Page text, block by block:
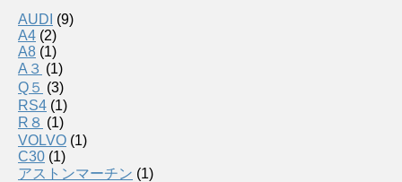
AUDI (9)
A4 (2)
A8 (1)
A３ (1)
Q５ (3)
RS4 (1)
R８ (1)
VOLVO (1)
C30 (1)
アストンマーチン (1)